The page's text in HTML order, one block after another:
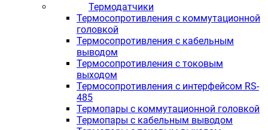
Термодатчики
Термосопротивления с коммутационной
головкой
Термосопротивления с кабельным
выводом
Термосопротивления с токовым
выходом
Термосопротивления с интерфейсом RS-
485
Термопары с коммутационной головкой
Термопары с кабельным выводом